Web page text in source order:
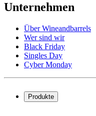
Unternehmen
Über Wineandbarrels
Wer sind wir
Black Friday
Singles Day
Cyber Monday
Produkte